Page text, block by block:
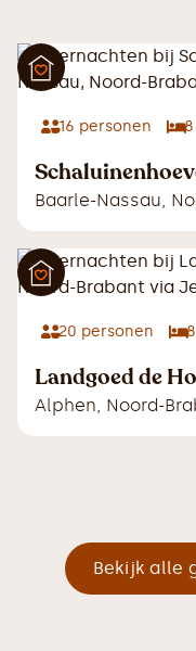
16 personen 8
Baarle-Nassau,
20 personen 8
Landgoed de
Alphen, Noord-
Bekijk alle